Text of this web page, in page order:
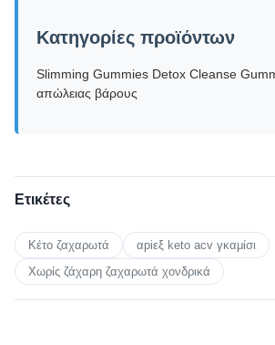
Κατηγορίες προϊόντων
Slimming Gummies Detox Cleanse
απώλειας βάρους
Ετικέτες
Κέτο ζαχαρωτά
αpiεξ keto acv γκαμίσι
Χωρίς ζάχαρη ζαχαρωτά χονδρικά